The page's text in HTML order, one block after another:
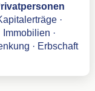
·
Immobilien ·
· Erbschaft